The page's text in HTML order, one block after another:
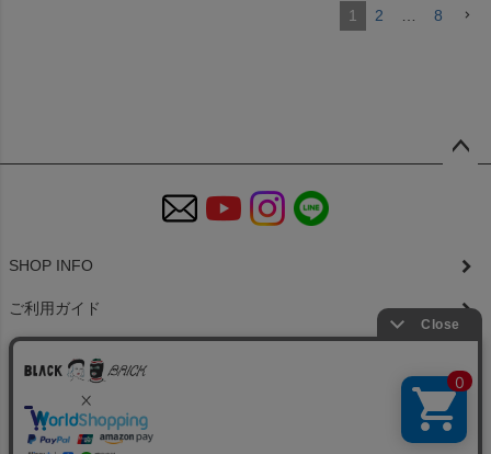
1 2 … 8
SHOP INFO
ご利用ガイド
特定商取引法に基づく表示
個人情報の取扱
お問い合わせ